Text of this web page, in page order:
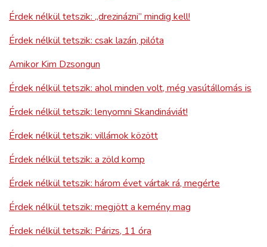
Érdek nélkül tetszik: „drezinázni” mindig kell!
Érdek nélkül tetszik: csak lazán, pilóta
Amikor Kim Dzsongun
Érdek nélkül tetszik: ahol minden volt, még vasútállomás is
Érdek nélkül tetszik: lenyomni Skandináviát!
Érdek nélkül tetszik: villámok között
Érdek nélkül tetszik: a zöld komp
Érdek nélkül tetszik: három évet vártak rá, megérte
Érdek nélkül tetszik: megjött a kemény mag
Érdek nélkül tetszik: Párizs, 11 óra